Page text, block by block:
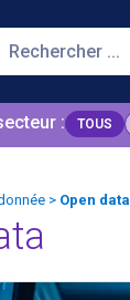
: TOUS
> Open data